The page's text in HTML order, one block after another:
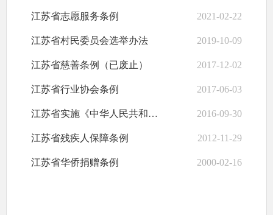
江苏省志愿服务条例 2021-02-22
江苏省村民委员会选举办法 2019-10-09
江苏省慈善条例（已废止） 2017-12-02
江苏省行业协会条例 2017-06-03
江苏省实施《中华人民共和国村民委员会组织法》办法 2016-09-30
江苏省残疾人保障条例 2012-11-29
江苏省华侨捐赠条例 2000-02-16